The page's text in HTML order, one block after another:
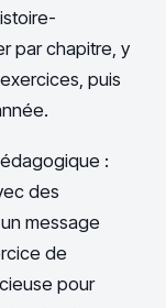
par chapitre, y
puis
:
des
message
de
pour